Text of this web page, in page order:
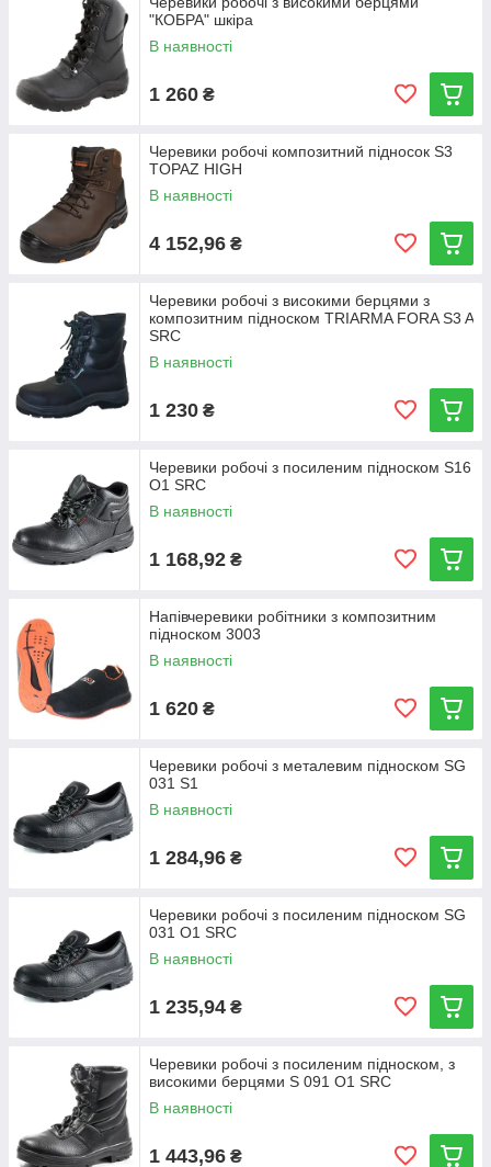
"КОБРА" шкіра
В наявності
1 260 ₴
Черевики робочі композитний підносок S3
TOPAZ HIGH
В наявності
4 152,96 ₴
Черевики робочі з високими берцями з
композитним підноском TRIARMA FORA S3 A
SRC
В наявності
1 230 ₴
Черевики робочі з посиленим підноском S16
O1 SRC
В наявності
1 168,92 ₴
Напівчеревики робітники з композитним
підноском 3003
В наявності
1 620 ₴
Черевики робочі з металевим підноском SG
031 S1
В наявності
1 284,96 ₴
Черевики робочі з посиленим підноском SG
031 O1 SRC
В наявності
1 235,94 ₴
Черевики робочі з посиленим підноском, з
високими берцями S 091 O1 SRC
В наявності
1 443,96 ₴